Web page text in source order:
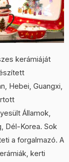
kerámiáját
Hebei, Guangxi,
Államok,
Dél-Korea. Sok
a forgalmazó. A
kerti